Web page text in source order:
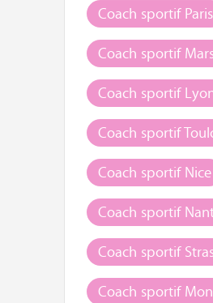
Coach sportif Paris
Coach sportif
Coach sportif
Coach sportif
Coach sportif Nice
Coach sportif
Coach sportif
Coach sportif